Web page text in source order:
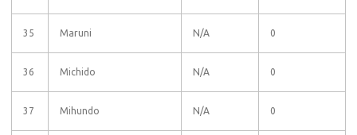
35 Maruni N/A 0
36 Michido N/A 0
37 Mihundo N/A 0